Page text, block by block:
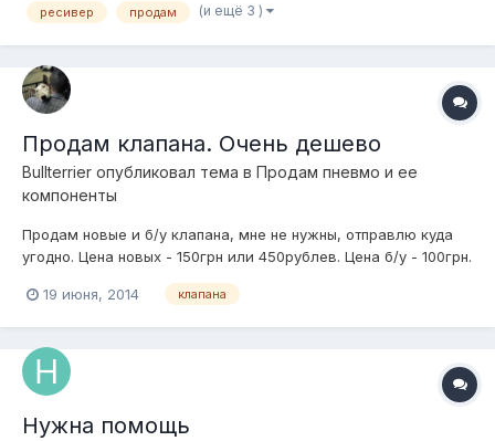
ресивер продам (и ещё 3 )
Продам клапана. Очень дешево
Bullterrier опубликовал тема в Продам пневмо и ее
компоненты
Продам новые и б/у клапана, мне не нужны, отправлю куда
угодно. Цена новых - 150грн или 450рублев. Цена б/у - 100грн.
+38(063)247 68 02
19 июня, 2014 клапана
Нужна помощь